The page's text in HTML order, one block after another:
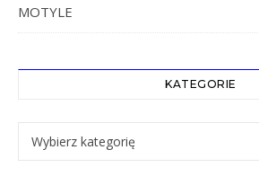
MOTYLE
KATEGORIE
Kategorie